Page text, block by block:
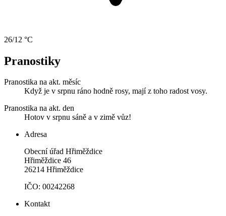
26/12 °C
Pranostiky
Pranostika na akt. měsíc
Když je v srpnu ráno hodně rosy, mají z toho radost vosy.
Pranostika na akt. den
Hotov v srpnu sáně a v zimě vůz!
Adresa
Obecní úřad Hřiměždice
Hřiměždice 46
26214 Hřiměždice
IČO: 00242268
Kontakt